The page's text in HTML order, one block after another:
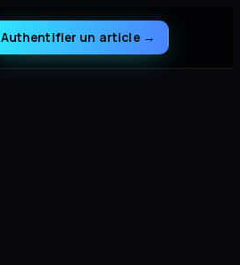
Authentifier un article→